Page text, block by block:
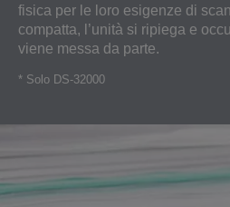
fisica per le loro esigenze di
compatta, l’unità si ripiega e
viene messa da parte.
* Solo DS-32000